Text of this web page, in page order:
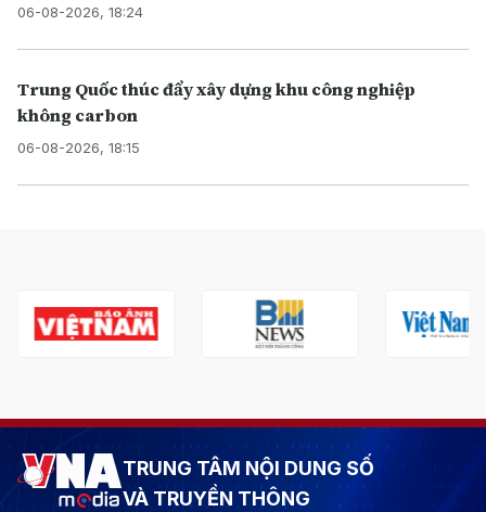
06-08-2026, 18:24
Trung Quốc thúc đẩy xây dựng khu công nghiệp
không carbon
06-08-2026, 18:15
TRUNG TÂM NỘI DUNG SỐ
VÀ TRUYỀN THÔNG